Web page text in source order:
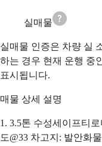
실매물
실매물 인증은 차량 실
하는 경우 현재 운행 중
표시됩니다.
매물 상세 설명
1. 3.5톤 수성세이프티
도@33 차고지: 발안화